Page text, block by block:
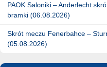
PAOK Saloniki – Anderlecht
bramki (06.08.2026)
Skrót meczu Fenerbahce –
(05.08.2026)